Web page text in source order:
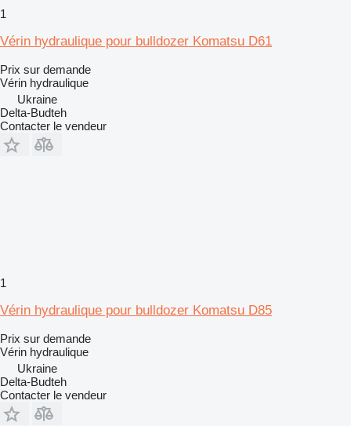
1
Vérin hydraulique pour bulldozer Komatsu D61
Prix sur demande
Vérin hydraulique
Ukraine
Delta-Budteh
Contacter le vendeur
1
Vérin hydraulique pour bulldozer Komatsu D85
Prix sur demande
Vérin hydraulique
Ukraine
Delta-Budteh
Contacter le vendeur